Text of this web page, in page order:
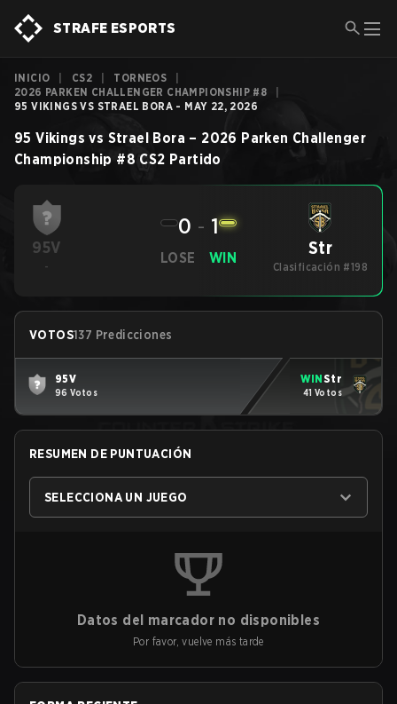
STRAFE ESPORTS
INICIO CS2 TORNEOS
2026 PARKEN CHALLENGER CHAMPIONSHIP #8
95 VIKINGS VS STRAEL BORA - MAY 22, 2026
95 Vikings vs Strael Bora – 2026 Parken Challenger
Championship #8 CS2 Partido
95V
-
LOSE
0 - 1
WIN Str
Clasificación #198
VOTOS137 Predicciones
95V
96 Votos
WINStr
41 Votos
RESUMEN DE PUNTUACIÓN
SELECCIONA UN JUEGO
Datos del marcador no disponibles
Por favor, vuelve más tarde